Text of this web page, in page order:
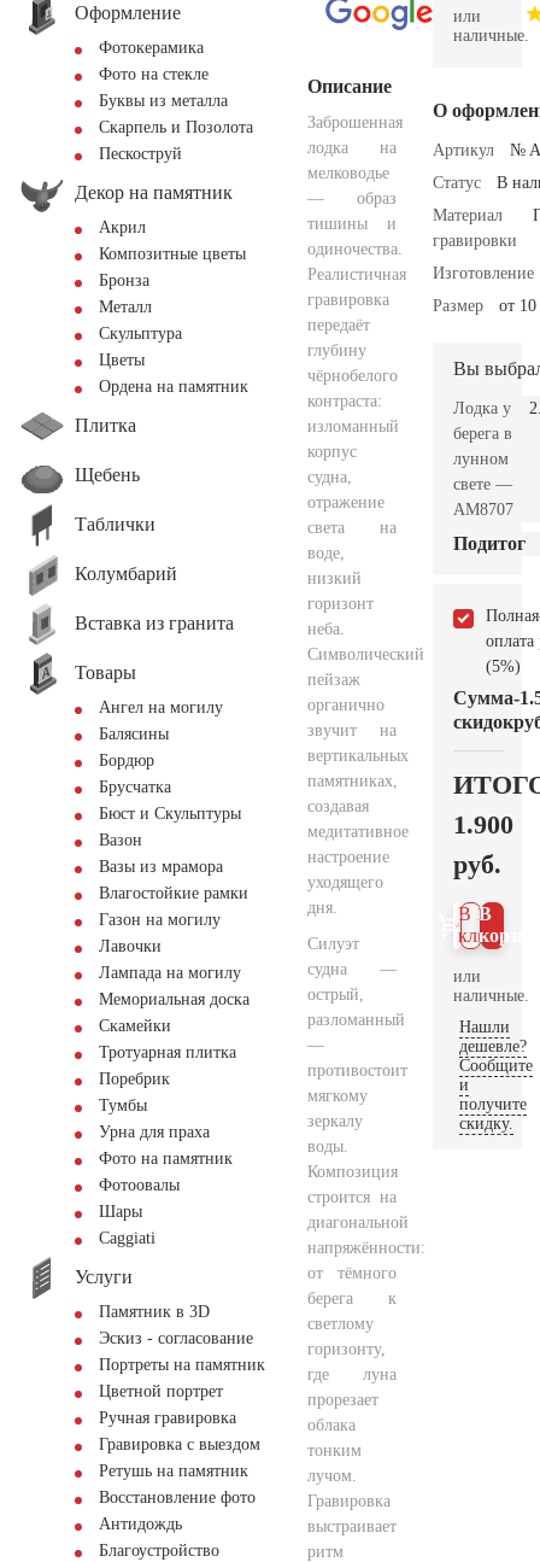
Оформление
Фотокерамика
Фото на стекле
Буквы из металла
Скарпель и Позолота
Пескоструй
Декор на памятник
Акрил
Композитные цветы
Бронза
Металл
Скульптура
Цветы
Ордена на памятник
Плитка
Щебень
Таблички
Колумбарий
Вставка из гранита
Товары
Ангел на могилу
Балясины
Бордюр
Брусчатка
Бюст и Скульптуры
Вазон
Вазы из мрамора
Влагостойкие рамки
Газон на могилу
Лавочки
Лампада на могилу
Мемориальная доска
Скамейки
Тротуарная плитка
Поребрик
Тумбы
Урна для праха
Фото на памятник
Фотоовалы
Шары
Сaggiati
Услуги
Памятник в 3D
Эскиз - согласование
Портреты на памятник
Цветной портрет
Ручная гравировка
Гравировка с выездом
Ретушь на памятник
Восстановление фото
Антидождь
Благоустройство
Описание
Заброшенная
лодка на
мелководье
— образ
тишины и
одиночества.
Реалистичная
гравировка
передаёт
глубину
чёрнобелого
контраста:
изломанный
корпус
судна,
отражение
света на
воде,
низкий
горизонт
неба.
Символический
пейзаж
органично
звучит на
вертикальных
памятниках,
создавая
медитативное
настроение
уходящего
дня.
Силуэт
судна —
острый,
разломанный
—
противостоит
мягкому
зеркалу
воды.
Композиция
строится на
диагональной
напряжённости:
от тёмного
берега к
светлому
горизонту,
где луна
прорезает
облака
тонким
лучом.
Гравировка
выстраивает
ритм
или
наличные.
О
Артикул
№
Статус
В
Материал
гравировки
Изготовление
Размер
от
Вы
Лодка у
берега в
лунном
свете —
AM8707
Подитог
Полная
оплата
(5%)
Сумма
скидок
-
1.900
руб.
В
В 1
клик
или
наличные.
Нашли
дешевле?
Сообщите
и
получите
скидку.